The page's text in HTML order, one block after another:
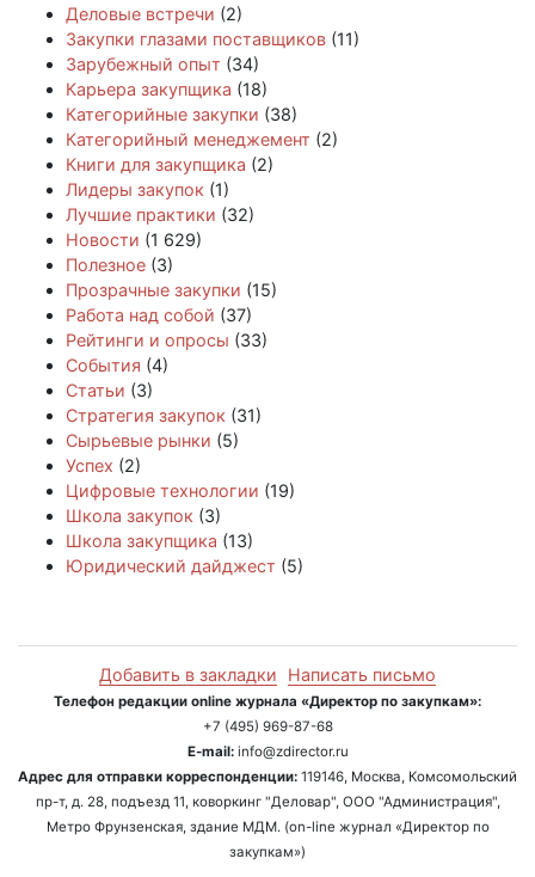
Деловые встречи (2)
Закупки глазами поставщиков (11)
Зарубежный опыт (34)
Карьера закупщика (18)
Категорийные закупки (38)
Категорийный менеджемент (2)
Книги для закупщика (2)
Лидеры закупок (1)
Лучшие практики (32)
Новости (1 629)
Полезное (3)
Прозрачные закупки (15)
Работа над собой (37)
Рейтинги и опросы (33)
События (4)
Статьи (3)
Стратегия закупок (31)
Сырьевые рынки (5)
Успех (2)
Цифровые технологии (19)
Школа закупок (3)
Школа закупщика (13)
Юридический дайджест (5)
Добавить в закладки Написать письмо
Телефон редакции online журнала «Директор по закупкам»:
+7 (495) 969-87-68
E-mail:info@zdirector.ru
Адрес для отправки корреспонденции: 119146, Москва, Комсомольский
пр-т, д. 28, подъезд 11, коворкинг "Деловар", ООО "Администрация",
Метро Фрунзенская, здание МДМ. (on-line журнал «Директор по
закупкам»)